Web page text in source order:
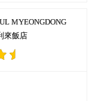
MYEONGDONG
來飯店